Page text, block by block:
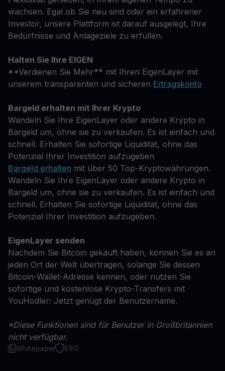
wachsen. Egal ob Sie neu sind oder ein erfahrener
Investor, unsere Plattform ist darauf ausgelegt, Ihre
Bedürfnisse und Anlageziele zu erfüllen.
Halten Sie Ihre EIGEN
**Verdienen Sie Mehr** mit Ihren EigenLayer mit
unserem transparenten und sicheren Ertragskonto
Bargeld erhalten mit Ihrer Krypto
Wandeln Sie Ihre EigenLayer oder andere Krypto in
Bargeld um, ohne sie zu verkaufen. Es ist einfach und
schnell. Erhalten Sie sofortige Liquidität, ohne das
Potenzial Ihrer Investition aufzugeben
Bargeld erhalten mit über 50 Top-Kryptowährungen.
Wandeln Sie Ihre EigenLayer oder andere Krypto in
Bargeld um, ohne sie zu verkaufen. Es ist einfach und
schnell. Erhalten Sie sofortige Liquidität, ohne das
Potenzial Ihrer Investition aufzugeben.
EigenLayer senden
Nachdem Sie Bitcoin gekauft haben, können Sie es an
jeden Ort der Welt übertragen, solange Sie dessen
Bitcoin-Wallet-Adresse kennen, oder nutzen Sie
sofortige und kostenlose Krypto-Transfers mit
YouHodler: Jetzt genügt der Benutzername.
*Diese Funktionen sind für Benutzer in Großbritannien
nicht verfügbar.
Whitepaper ESG